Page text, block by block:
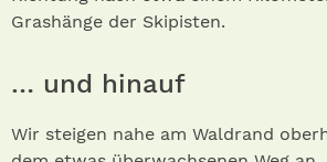
Grashänge der Skipisten.
… und hinauf
Wir steigen nahe am Waldrand